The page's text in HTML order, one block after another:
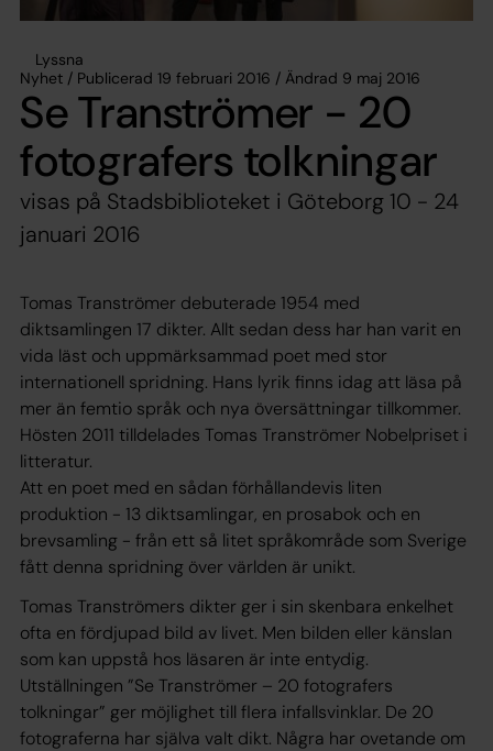
Lyssna
Nyhet / Publicerad 19 februari 2016 / Ändrad 9 maj 2016
Se Tranströmer - 20
fotografers tolkningar
visas på Stadsbiblioteket i Göteborg 10 - 24
januari 2016
Tomas Tranströmer debuterade 1954 med
diktsamlingen 17 dikter. Allt sedan dess har han varit en
vida läst och uppmärksammad poet med stor
internationell spridning. Hans lyrik finns idag att läsa på
mer än femtio språk och nya översättningar tillkommer.
Hösten 2011 tilldelades Tomas Tranströmer Nobelpriset i
litteratur.
Att en poet med en sådan förhållandevis liten
produktion - 13 diktsamlingar, en prosabok och en
brevsamling - från ett så litet språkområde som Sverige
fått denna spridning över världen är unikt.
Tomas Tranströmers dikter ger i sin skenbara enkelhet
ofta en fördjupad bild av livet. Men bilden eller känslan
som kan uppstå hos läsaren är inte entydig.
Utställningen ”Se Tranströmer – 20 fotografers
tolkningar” ger möjlighet till flera infallsvinklar. De 20
fotograferna har själva valt dikt. Några har ovetande om